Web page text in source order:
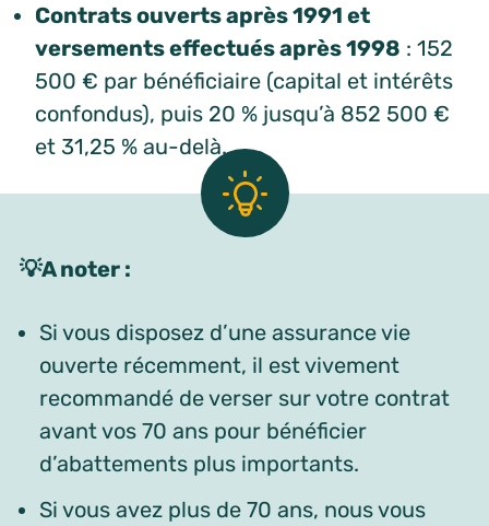
Contrats ouverts après 1991 et
versements effectués après 1998 : 152
500 € par bénéficiaire (capital et intérêts
confondus), puis 20 % jusqu’à 852 500 €
et 31,25 % au-delà.
💡A noter :
Si vous disposez d’une assurance vie
ouverte récemment, il est vivement
recommandé de verser sur votre contrat
avant vos 70 ans pour bénéficier
d’abattements plus importants.
Si vous avez plus de 70 ans, nous vous